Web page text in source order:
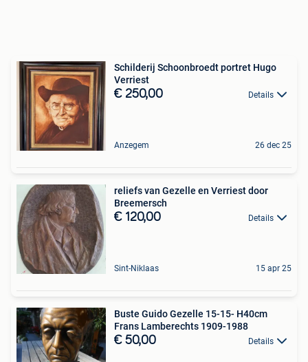
Schilderij Schoonbroedt portret Hugo
Verriest
€ 250,00 Details
Anzegem 26 dec 25
reliefs van Gezelle en Verriest door
Breemersch
€ 120,00 Details
Sint-Niklaas 15 apr 25
Buste Guido Gezelle 15-15- H40cm
Frans Lamberechts 1909-1988
€ 50,00 Details